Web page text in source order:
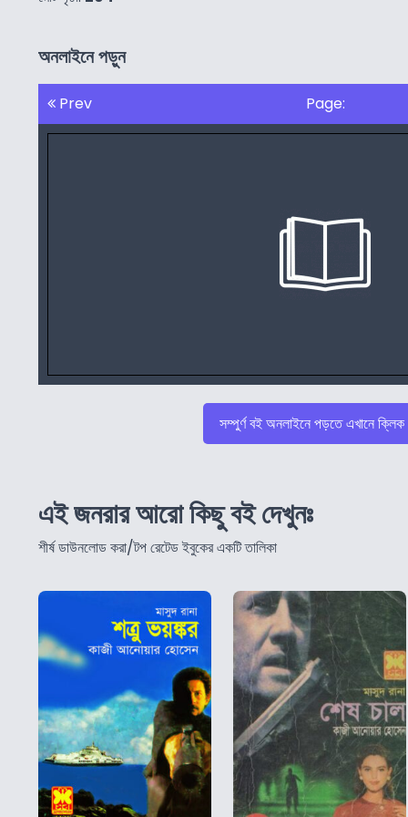
অনলাইনে পড়ুন
Prev Page:
সম্পুর্ণ বই অনলাইনে পড়তে এখানে
এই জনরার আরো কিছু বই দেখুনঃ
শীর্ষ ডাউনলোড করা/টপ রেটেড ইবুকের একটি তালিকা